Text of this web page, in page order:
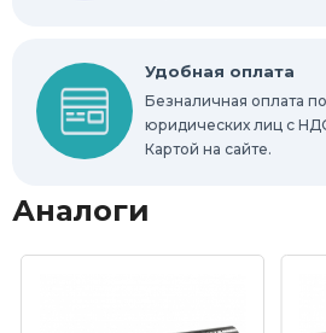
Удобная оплата
Безналичная оплата
юридических лиц с
Картой на сайте.
Аналоги